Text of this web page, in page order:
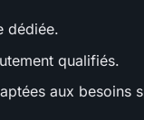
dédiée.
qualifiés.
aux besoins